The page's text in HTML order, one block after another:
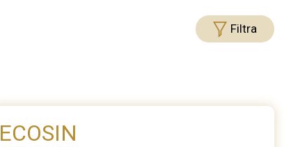
Filtra
ECOSIN